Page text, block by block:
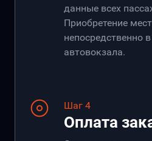
данные всех
Приобретение
непосредственно
автовокзала.
Шаг 4
Оплата